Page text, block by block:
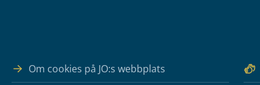
Om cookies på JO:s webbplats